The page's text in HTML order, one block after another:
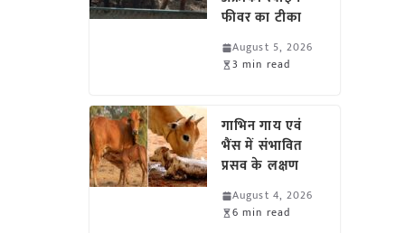
फीवर का टीका
August 5, 2026
3 min read
गाभिन गाय एवं
भैंस में संभावित
प्रसव के लक्षण
August 4, 2026
6 min read